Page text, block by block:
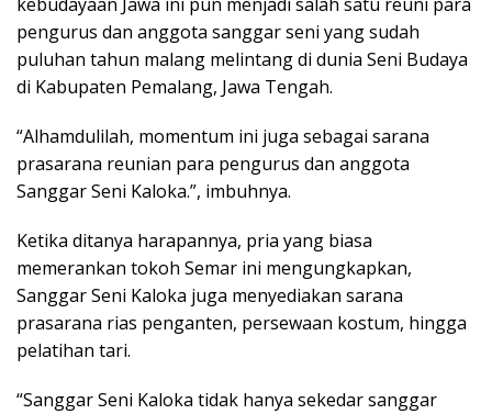
pengurus dan anggota sanggar seni yang sudah
puluhan tahun malang melintang di dunia Seni Budaya
di Kabupaten Pemalang, Jawa Tengah.
“Alhamdulilah, momentum ini juga sebagai sarana
prasarana reunian para pengurus dan anggota
Sanggar Seni Kaloka.”, imbuhnya.
Ketika ditanya harapannya, pria yang biasa
memerankan tokoh Semar ini mengungkapkan,
Sanggar Seni Kaloka juga menyediakan sarana
prasarana rias penganten, persewaan kostum, hingga
pelatihan tari.
“Sanggar Seni Kaloka tidak hanya sekedar sanggar